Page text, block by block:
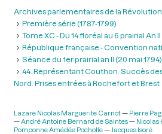
Archives parlementaires de la
Première série (1787-1799)
Tome XC - Du 14 floréal au 6 prairial An
République française - Convention
Séance du 1er prairial an II (20 mai 1794)
44. Représentant Couthon. Succès
Nord. Prises entrées à Rochefort et Brest
Lazare Nicolas Marguerite Carnot Pierre
André Antoine Bernard de Saintes
Nicolas
Pomponne Amédée Pocholle
Jacques Isoré